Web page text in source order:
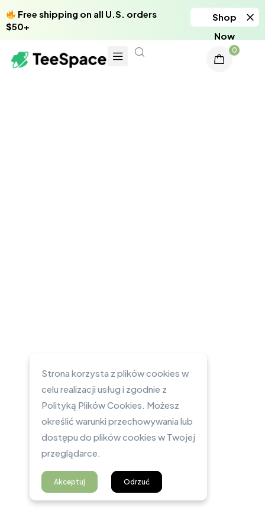
Free shipping on all U.S. orders
$50+
Shop
Now
0
Strona korzysta z plików cookies w
celu realizacji usług i zgodnie z
Polityką Plików Cookies. Możesz
określić warunki przechowywania lub
dostępu do plików cookies w Twojej
przeglądarce.
Akceptuj Odrzuć